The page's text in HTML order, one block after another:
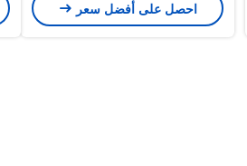
احصل على أفضل سعر